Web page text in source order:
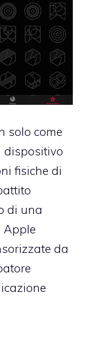
solo come
dispositivo
fisiche di
di una
Apple
da